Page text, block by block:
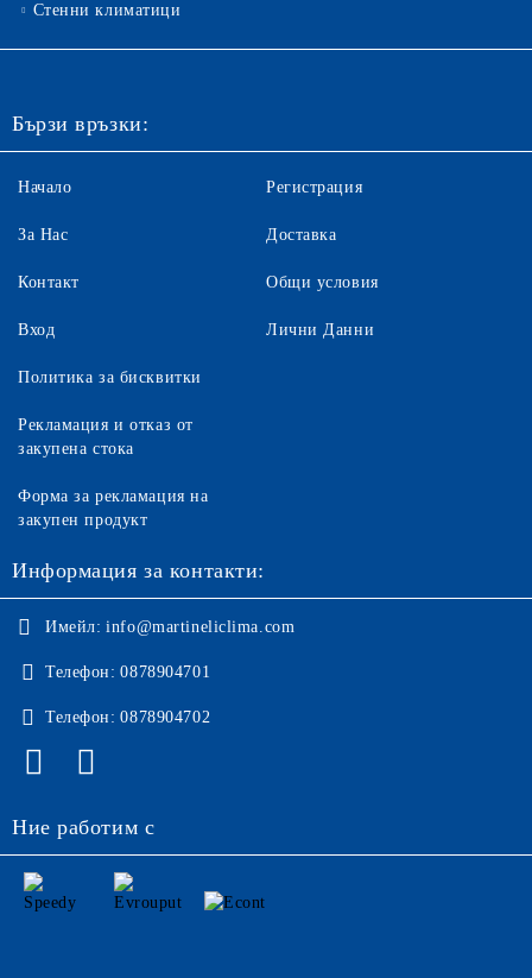
Стенни климатици
Бързи връзки:
Начало
За Нас
Контакт
Вход
Регистрация
Доставка
Общи условия
Лични Данни
Политика за бисквитки
Рекламация и отказ от
закупена стока
Форма за рекламация на
закупен продукт
Информация за контакти:
Имейл: info@martineliclima.com
Телефон: 0878904701
Телефон: 0878904702
Ние работим с